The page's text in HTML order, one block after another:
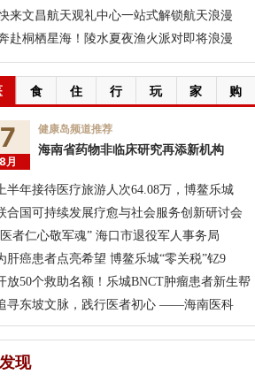
来文昌航天观礼中心一站式解锁航天浪漫
赴桐栖星海！陵水夏夜渔火派对即将浪漫
食 住 行 玩 家 购
7
8月
健康岛频道推荐
海南省药物非临床研究再添新机构
半年接待医疗旅游人次64.08万，博鳌乐城
合国可持续发展疗愈与社会服务创新研讨会
者仁心敬军魂” 海口市退役军人事务局
肝癌患者点亮希望 博鳌乐城“零关税”钇9
放50个救助名额！乐城BNCT肿瘤患者新生帮
寻东坡文脉，践行医者初心 ——海南医科
发现